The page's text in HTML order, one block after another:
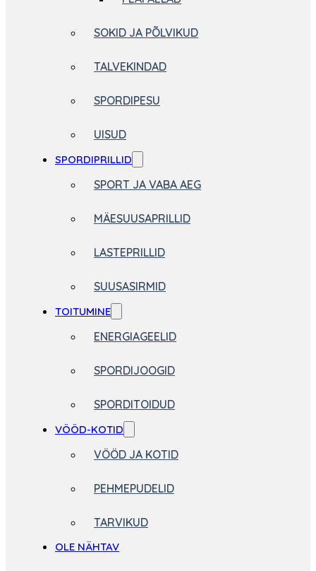
SOKID JA PÕLVIKUD
TALVEKINDAD
SPORDIPESU
UISUD
SPORDIPRILLID
SPORT JA VABA AEG
MÄESUUSAPRILLID
LASTEPRILLID
SUUSASIRMID
TOITUMINE
ENERGIAGEELID
SPORDIJOOGID
SPORDITOIDUD
VÖÖD-KOTID
VÖÖD JA KOTID
PEHMEPUDELID
TARVIKUD
OLE NÄHTAV